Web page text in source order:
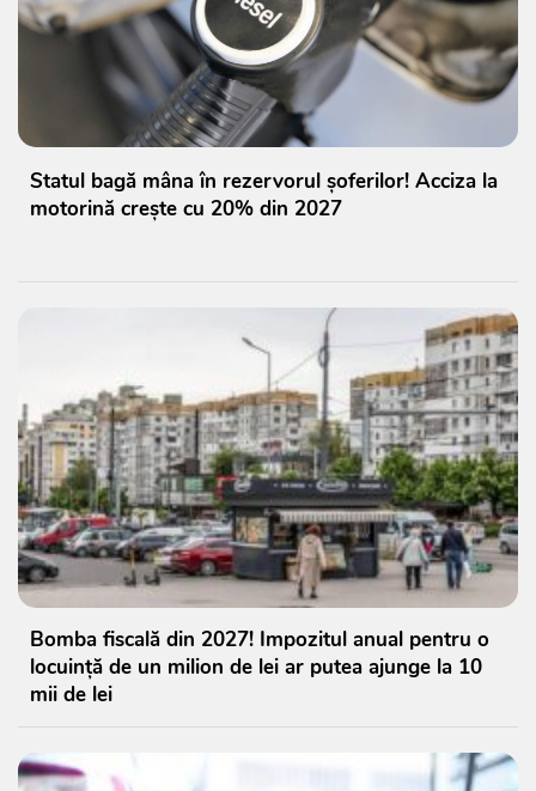
Statul bagă mâna în rezervorul șoferilor! Acciza la
motorină crește cu 20% din 2027
Bomba fiscală din 2027! Impozitul anual pentru o
locuință de un milion de lei ar putea ajunge la 10
mii de lei